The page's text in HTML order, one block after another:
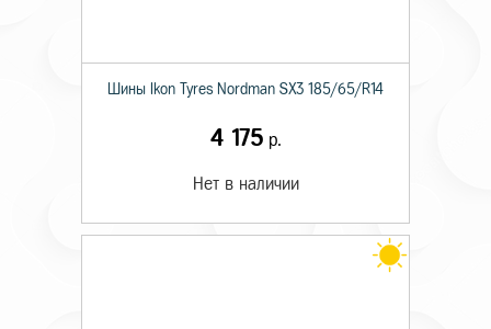
Шины Ikon Tyres Nordman SX3 185/65/R14
4 175р.
Нет в наличии